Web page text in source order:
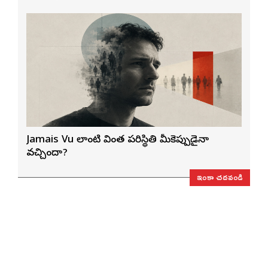
Jamais Vu లాంటి వింత పరిస్థితి మీకెప్పుడైనా
వచ్చిందా?
ఇంకా చదవండి